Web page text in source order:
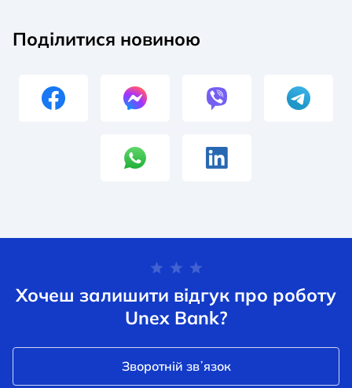
Поділитися новиною
Хочеш залишити відгук про роботу
Unex Bank?
Зворотній звʼязок